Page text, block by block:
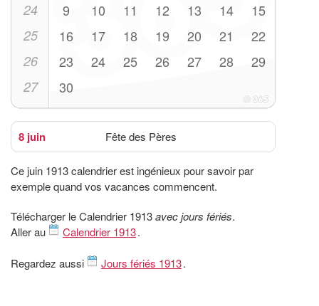
24 9 10 11 12 13 14 15
25 16 17 18 19 20 21 22
26 23 24 25 26 27 28 29
27 30
8 juin Fête des Pères
Ce juin 1913 calendrier est ingénieux pour savoir par
exemple quand vos vacances commencent.
Télécharger le Calendrier 1913avec jours fériés.
Aller au
Calendrier 1913.
Regardez aussi Jours fériés 1913.